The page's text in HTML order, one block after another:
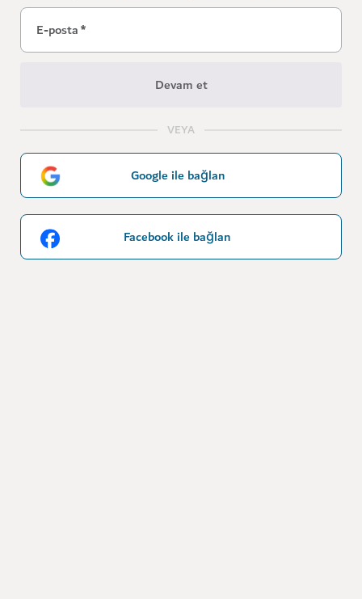
E-posta*
Devam et
VEYA
Google ile bağlan
Facebook ile bağlan